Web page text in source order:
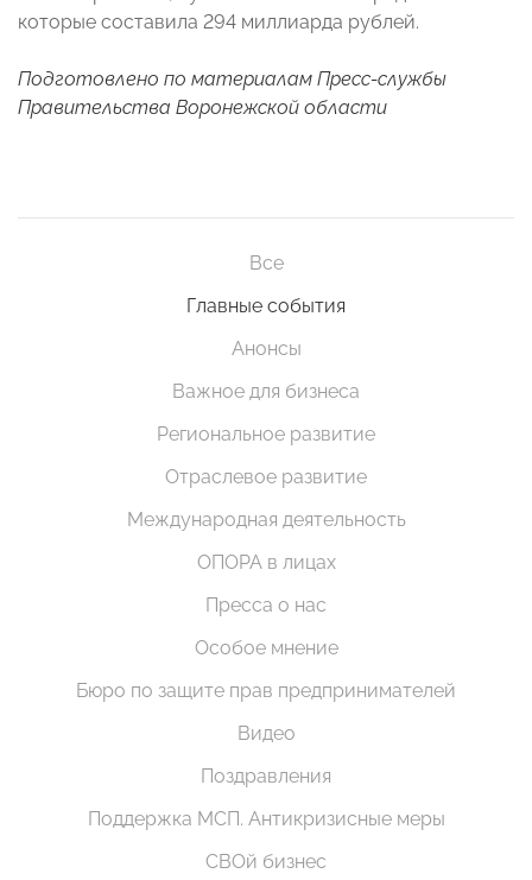
которые составила 294 миллиарда рублей.
Подготовлено по материалам Пресс-службы
Правительства Воронежской области
Все
Главные события
Анонсы
Важное для бизнеса
Региональное развитие
Отраслевое развитие
Международная деятельность
ОПОРА в лицах
Пресса о нас
Особое мнение
Бюро по защите прав предпринимателей
Видео
Поздравления
Поддержка МСП. Антикризисные меры
СВОй бизнес